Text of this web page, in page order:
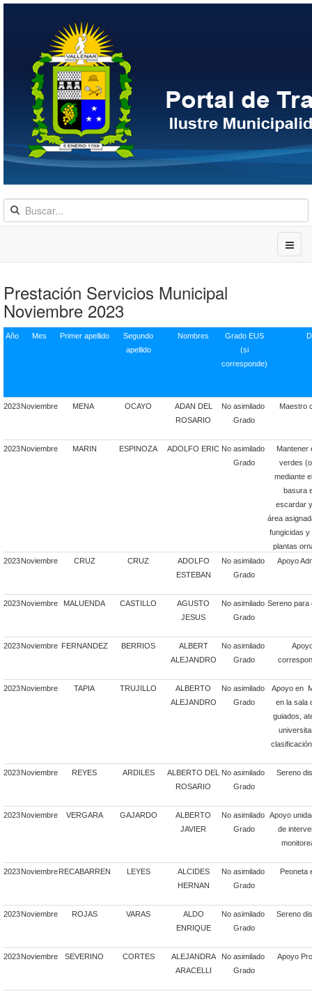
Prestación Servicios Municipal
Noviembre 2023
Año Mes Primer apellido
Segundo
apellido
Nombres
Grado EUS
(si
corresponde)
2023Noviembre MENA OCAYO
ADAN DEL
ROSARIO
No asimilado
Grado
Maestro
2023Noviembre MARIN ESPINOZA ADOLFO ERIC No asimilado
Grado
Mantener
verdes
mediante
basura
escardar
área
fungicidas y
plantas
2023Noviembre CRUZ CRUZ
ADOLFO
ESTEBAN
No asimilado
Grado
Apoyo
2023Noviembre MALUENDA CASTILLO
AGUSTO
JESUS
No asimilado
Grado
Sereno para
2023Noviembre FERNANDEZ BERRIOS
ALBERT
ALEJANDRO
No asimilado
Grado
2023Noviembre TAPIA TRUJILLO
ALBERTO
ALEJANDRO
No asimilado
Grado
Apoyo en
en la sala
guiados,
2023Noviembre REYES ARDILES
ALBERTO DEL
ROSARIO
No asimilado
Grado
Sereno
2023Noviembre VERGARA GAJARDO
ALBERTO
JAVIER
No asimilado
Grado
Apoyo
de
2023Noviembre RECABARREN LEYES
ALCIDES
HERNAN
No asimilado
Grado
Peoneta
2023Noviembre ROJAS VARAS
ALDO
ENRIQUE
No asimilado
Grado
Sereno
2023Noviembre SEVERINO CORTES
ALEJANDRA
ARACELLI
No asimilado
Grado
Apoyo